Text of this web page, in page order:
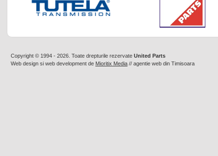
Copyright © 1994 - 2026. Toate drepturile rezervate United Parts
Web design si web development de Mioritix Media // agentie web din Timisoara